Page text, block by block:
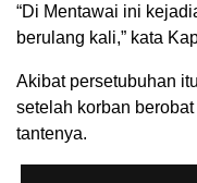
“Di Mentawai ini
berulang kali,” kata
Akibat persetubuhan
setelah korban
tantenya.